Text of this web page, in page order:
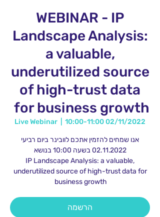
WEBINAR - IP
Landscape Analysis:
a valuable,
underutilized source
of high-trust data
for business growth
02/11/2022 10:00-11:00
Live Webinar
אנו שמחים להזמין אתכם לוובינר ביום רביעי
IP Landscape Analysis: a valuable,
underutilized source of high-trust data for
business growth
הרשמה